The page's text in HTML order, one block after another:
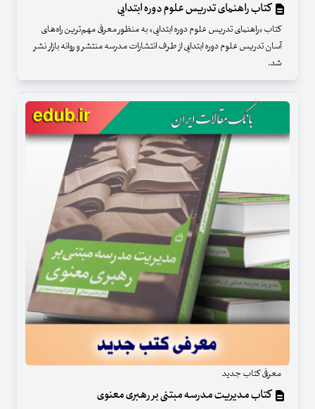
کتاب راهنمای تدریس علوم دوره ابتدایی
کتاب «راهنمای تدریس علوم دوره ابتدایی» به منظور معرفی مهم‌ترین راه‌های
آسان تدریس علوم دوره ابتدایی از طرف انتشارات مدرسه منتشر و روانه بازار نشر
شد.
معرفی کتاب جدید
کتاب مدیریت مدرسه مبتنی بر رهبری معنوی